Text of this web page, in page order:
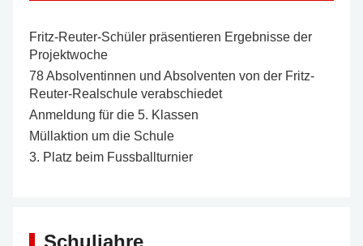
Fritz-Reuter-Schüler präsentieren Ergebnisse der
Projektwoche
78 Absolventinnen und Absolventen von der Fritz-
Reuter-Realschule verabschiedet
Anmeldung für die 5. Klassen
Müllaktion um die Schule
3. Platz beim Fussballturnier
Schuljahre